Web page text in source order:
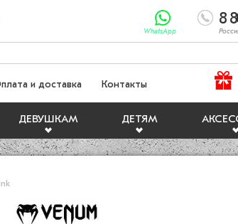
8
WhatsApp
ДЕВУШКАМ ДЕТЯМ
и доставка Контакты